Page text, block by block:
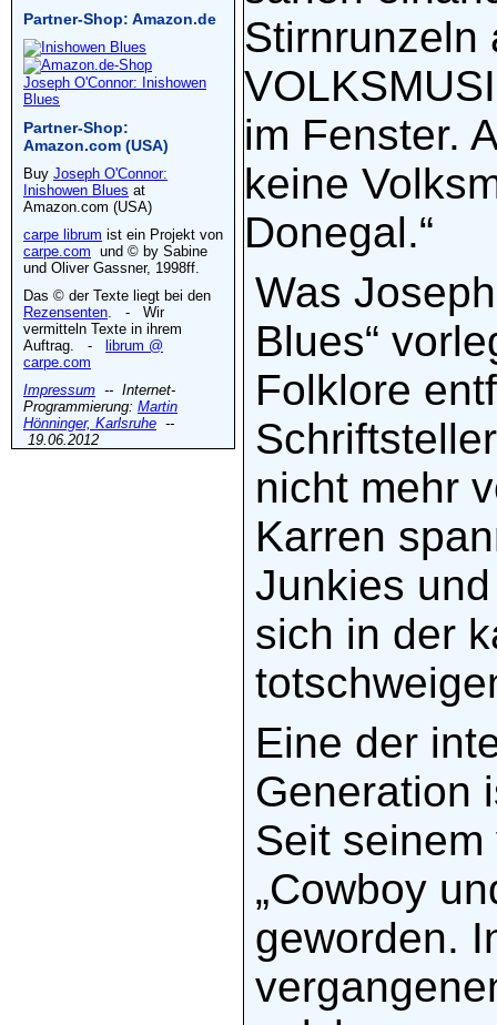
Stirnrunzeln
im Fenster.
keine
Donegal.“
Was
Blues“
Folklore
nicht mehr
Karren
Junkies
sich in der
Eine der
Generation
Seit
„Cowboy
geworden.
Partner-Shop: Amazon.de
Joseph O'Connor: Inishowen
Blues
Partner-Shop:
Amazon.com (USA)
Buy Joseph O'Connor:
Inishowen Blues at
Amazon.com (USA)
carpe librum ist ein Projekt von
carpe.com und © by Sabine
und Oliver Gassner, 1998ff.
Das © der Texte liegt bei den
Rezensenten. - Wir
vermitteln Texte in ihrem
Auftrag. -
librum @
carpe.com
Impressum -- Internet-
Programmierung: Martin
Hönninger, Karlsruhe --
19.06.2012